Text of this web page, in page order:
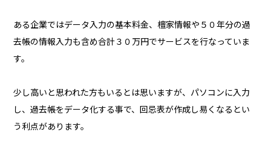
ある企業ではデータ入力の基本料金、檀家情報や５０年分の過
去帳の情報入力も含め合計３０万円でサービスを行なっていま
す。
少し高いと思われた方もいるとは思いますが、パソコンに入力
し、過去帳をデータ化する事で、回忌表が作成し易くなるとい
う利点があります。